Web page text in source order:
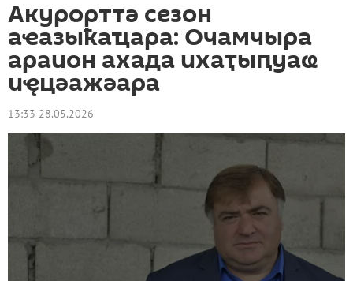
Акурорттә сезон
аҽазыҟаҵара: Очамчыра
араион ахада ихаҭыԥуаҩ
иҿцәажәара
13:33 28.05.2026